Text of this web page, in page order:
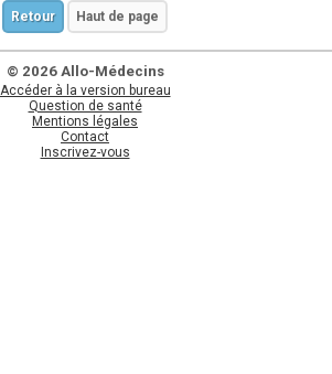
Retour Haut de page
© 2026 Allo-Médecins
Accéder à la version bureau
Question de santé
Mentions légales
Contact
Inscrivez-vous